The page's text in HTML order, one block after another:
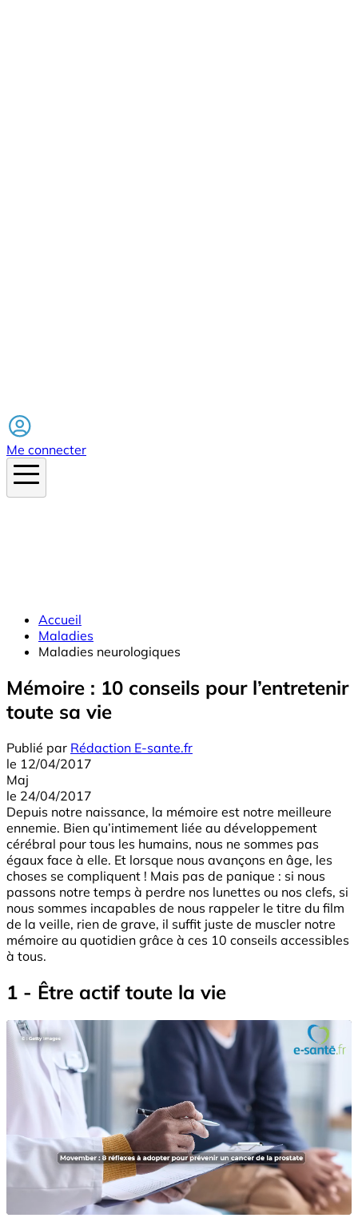
Me connecter
Accueil
Maladies
Maladies neurologiques
Mémoire : 10 conseils pour l’entretenir
toute sa vie
Publié par Rédaction E-sante.fr
le 12/04/2017
Maj
le 24/04/2017
Depuis notre naissance, la mémoire est notre meilleure
ennemie. Bien qu’intimement liée au développement
cérébral pour tous les humains, nous ne sommes pas
égaux face à elle. Et lorsque nous avançons en âge, les
choses se compliquent ! Mais pas de panique : si nous
passons notre temps à perdre nos lunettes ou nos clefs, si
nous sommes incapables de nous rappeler le titre du film
de la veille, rien de grave, il suffit juste de muscler notre
mémoire au quotidien grâce à ces 10 conseils accessibles
à tous.
1 - Être actif toute la vie